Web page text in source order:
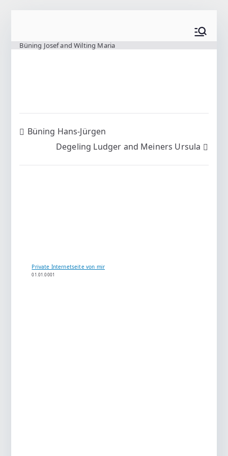
springen
Büning Josef and Wilting Maria
Beitragsnavigation
Büning Hans-Jürgen
Degeling Ludger and Meiners Ursula
Private Internetseite von mir
01.01.0001